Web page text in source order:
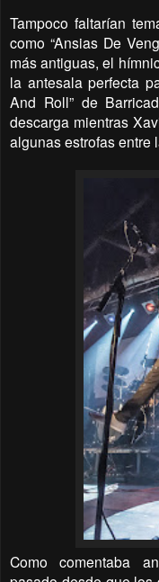
Tampoco faltarían
como “Ansias De
más antiguas, el
la antesala perfecta
And Roll” de
descarga mientras
algunas estrofas entre
Como comentaba